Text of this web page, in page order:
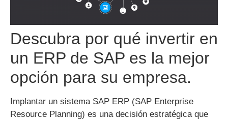
Descubra por qué invertir en
un ERP de SAP es la mejor
opción para su empresa.
Implantar un sistema SAP ERP (SAP Enterprise
Resource Planning) es una decisión estratégica que